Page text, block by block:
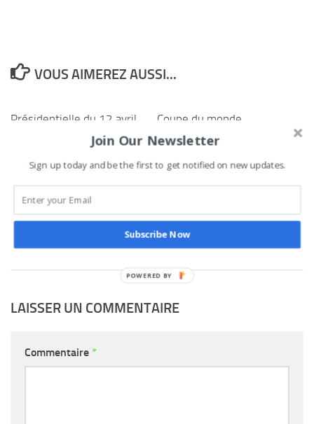
VOUS AIMEREZ AUSSI...
Présidentielle du 12 avril
2026 au Bénin : les
Wadagni–Talata”
réussissent une
démonstration de force à
Adjohoun ce vendredi
10 AVRIL 2026
Coupe du monde
féminine U20 : Les
décrochent une
qualification historique
10 MAI 2026
LAISSER UN COMMENTAIRE
Commentaire *
Join Our Newsletter
Sign up today and be the first to get notified on new updates.
Subscribe Now